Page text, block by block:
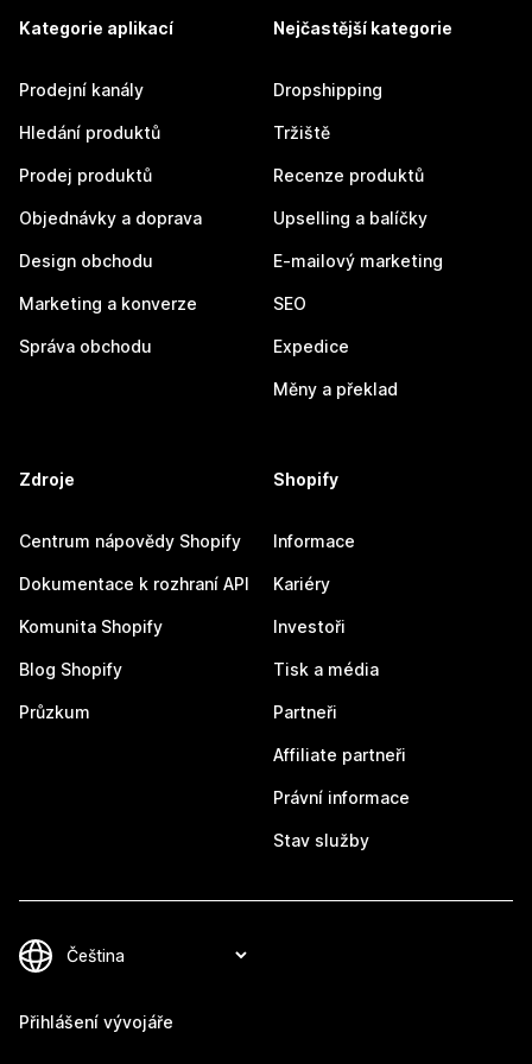
Kategorie aplikací
Prodejní kanály
Hledání produktů
Prodej produktů
Objednávky a doprava
Design obchodu
Marketing a konverze
Správa obchodu
Nejčastější kategorie
Dropshipping
Tržiště
Recenze produktů
Upselling a balíčky
E-mailový marketing
SEO
Expedice
Měny a překlad
Zdroje
Centrum nápovědy Shopify
Dokumentace k rozhraní API
Komunita Shopify
Blog Shopify
Průzkum
Shopify
Informace
Kariéry
Investoři
Tisk a média
Partneři
Affiliate partneři
Právní informace
Stav služby
Přihlášení vývojáře